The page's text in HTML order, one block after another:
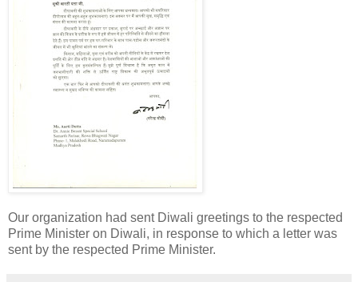
Our organization had sent Diwali greetings to the respected
Prime Minister on Diwali, in response to which a letter was
sent by the respected Prime Minister.